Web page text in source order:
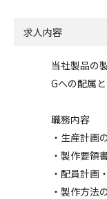
求人内容
当社製品の
Gへの配属
職務内容
・生産計画
・製作要領
・配員計画
・製作方法